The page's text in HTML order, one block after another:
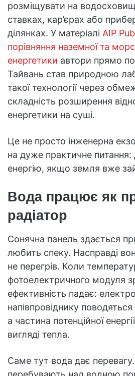
розміщувати на
ставках, кар’єрах або
ділянках. У матеріалі AIP
порівняння наземної та
енергетики автори прямо
Тайвань став природною
такої технології через
складність розширення
енергетики на суші.
Це не просто інженерна
на дуже практичне
енергію, якщо земля вже
Вода працює як
радіатор
Сонячна панель здається
любить спеку. Насправді
не перегрів. Коли
фотоелектричного модуля
ефективність падає:
напівпровіднику
а частина потенційної
вигляді тепла.
Саме тут вода дає перевагу.